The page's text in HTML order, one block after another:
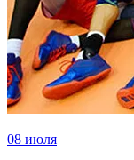
08 июля